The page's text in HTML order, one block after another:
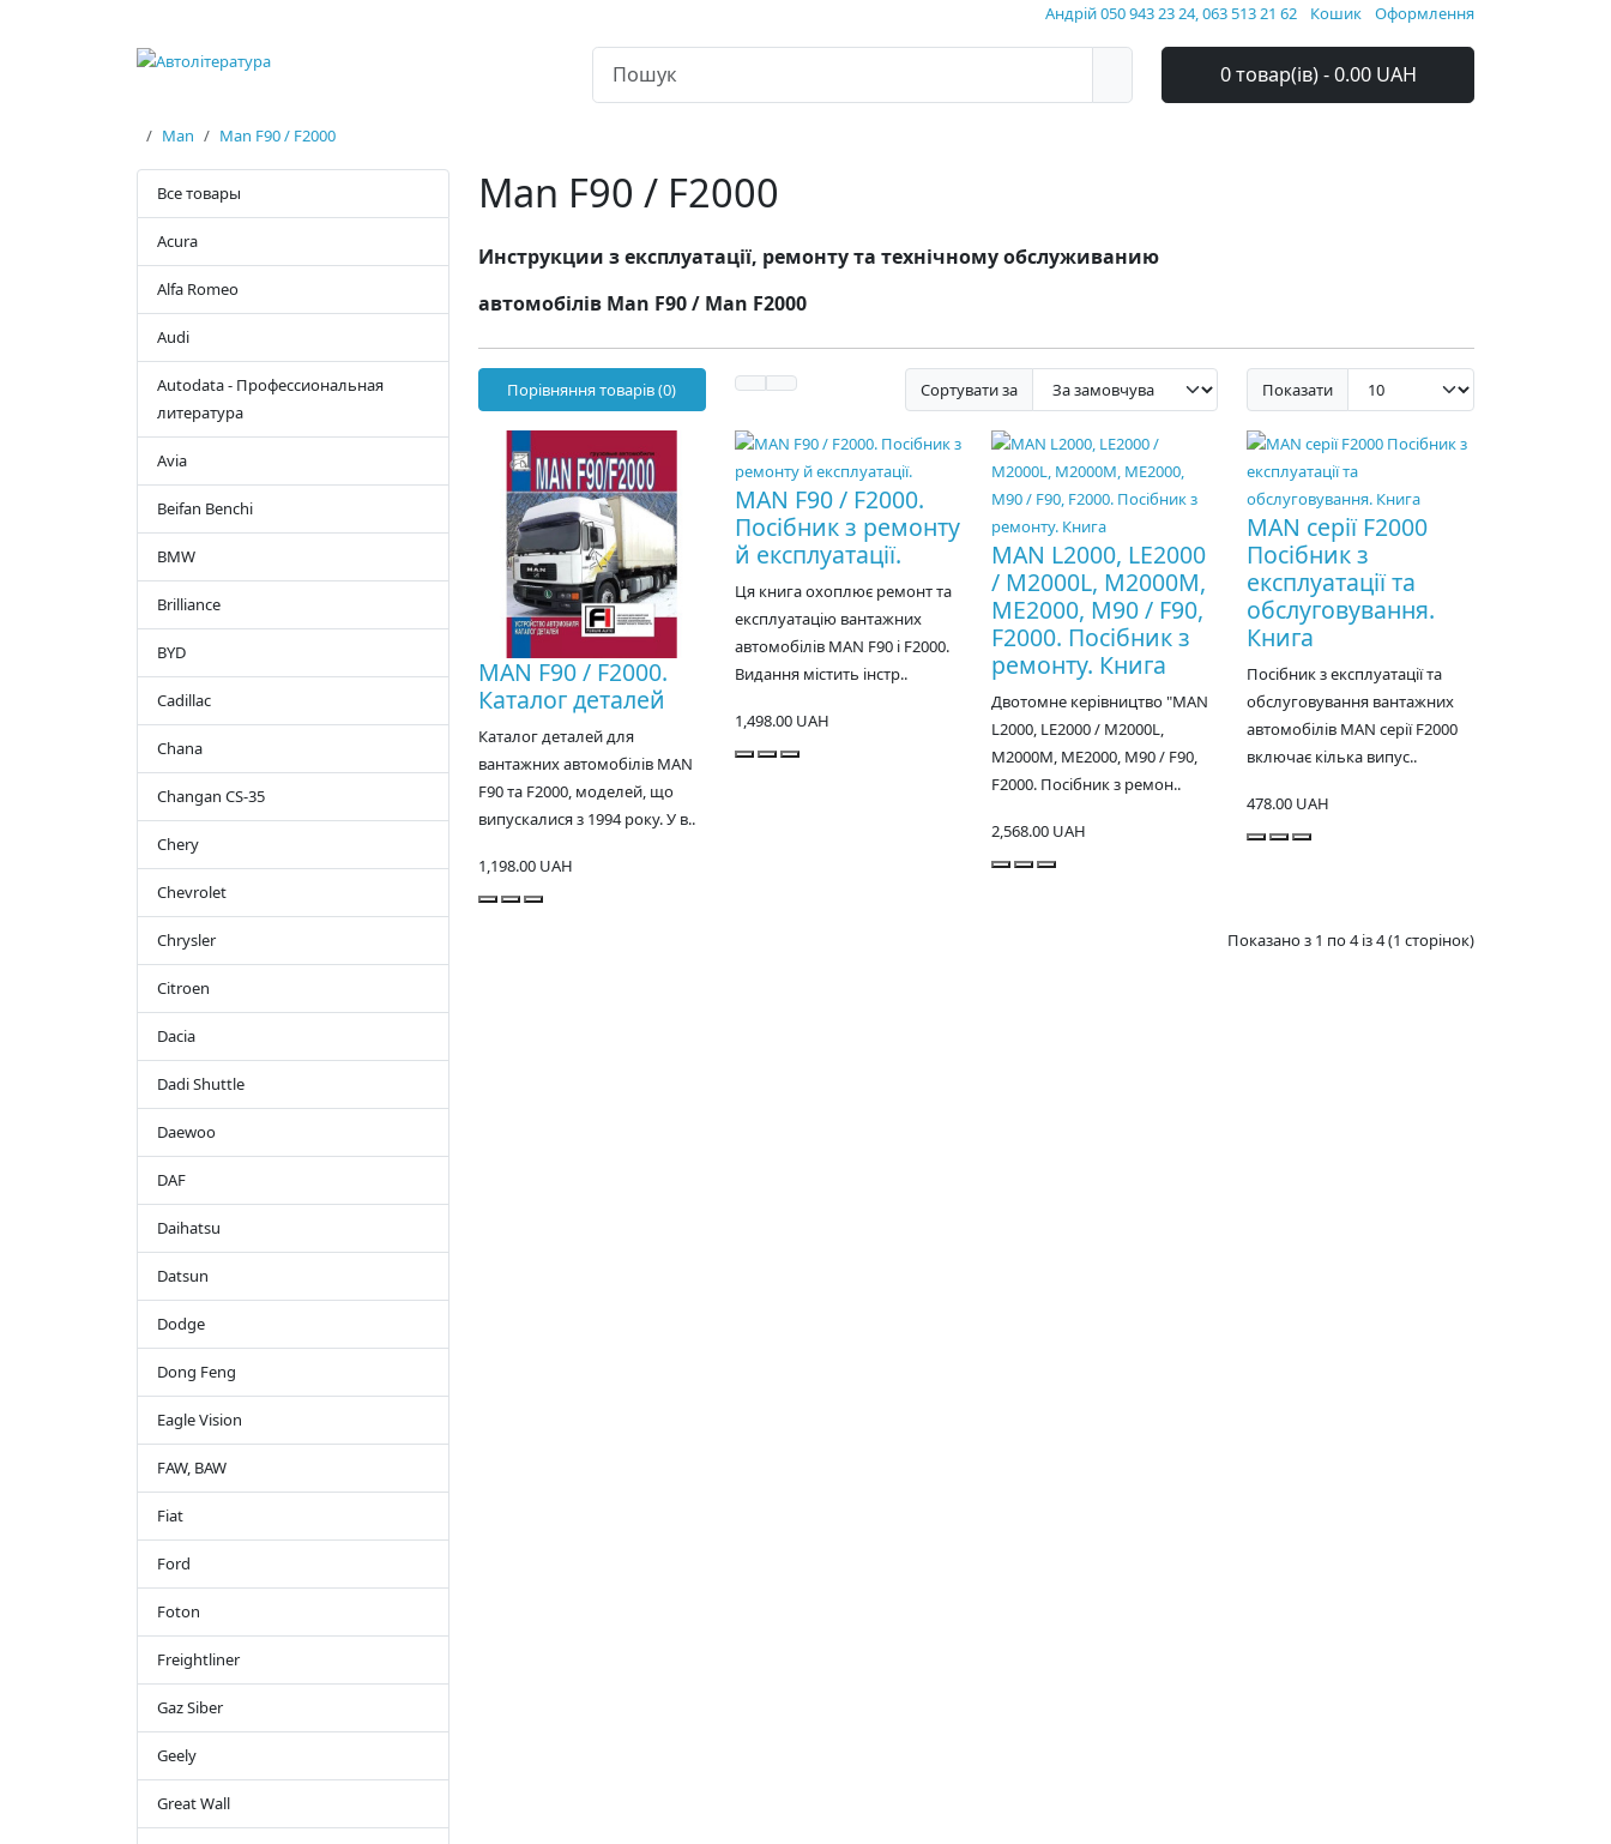
Андрій 050 943 23 24, 063 513 21 62 Кошик Оформлення
0 товар(ів) - 0.00 UAH
Man Man F90 / F2000
Все товары
Acura
Alfa Romeo
Audi
Autodata - Профессиональная
литература
Avia
Beifan Benchi
BMW
Brilliance
BYD
Cadillac
Chana
Changan CS-35
Chery
Chevrolet
Chrysler
Citroen
Dacia
Dadi Shuttle
Daewoo
DAF
Daihatsu
Datsun
Dodge
Dong Feng
Eagle Vision
FAW, BAW
Fiat
Ford
Foton
Freightliner
Gaz Siber
Geely
Great Wall
Man F90 / F2000
Инструкции з експлуатації, ремонту та технічному обслуживанию
автомобілів Man F90 / Man F2000
Порівняння товарів (0) Сортувати за Показати
MAN F90 / F2000.
Каталог деталей
Каталог деталей для
вантажних автомобілів MAN
F90 та F2000, моделей, що
випускалися з 1994 року. У в..
1,198.00 UAH
MAN F90 / F2000.
Посібник з ремонту
й експлуатації.
Ця книга охоплює ремонт та
експлуатацію вантажних
автомобілів MAN F90 і F2000.
Видання містить інстр..
1,498.00 UAH
MAN L2000, LE2000
/ M2000L, M2000M,
ME2000, M90 / F90,
F2000. Посібник з
ремонту. Книга
Двотомне керівництво "MAN
L2000, LE2000 / M2000L,
M2000M, ME2000, M90 / F90,
F2000. Посібник з ремон..
2,568.00 UAH
MAN серії F2000
Посібник з
експлуатації та
обслуговування.
Книга
Посібник з експлуатації та
обслуговування вантажних
автомобілів MAN серії F2000
включає кілька випус..
478.00 UAH
Показано з 1 по 4 із 4 (1 сторінок)